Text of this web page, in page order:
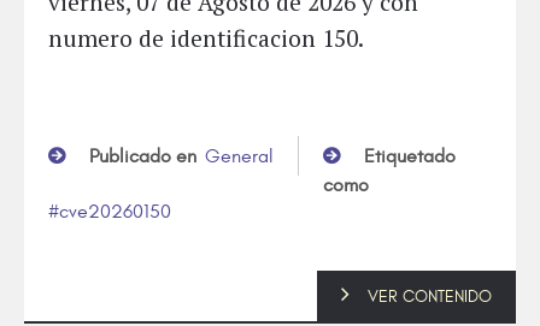
numero de identificacion 150.
Publicado en General
Etiquetado
como
cve20260150
VER CONTENIDO